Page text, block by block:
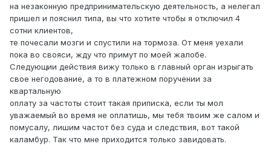
на незаконную предпринимательскую деятельность, а нелегал
пришел и пояснил типа, вы что хотите чтобы я отключил 4
сотни клиентов,
те почесали мозги и спустили на тормоза. От меня уехали
пока во свояси, жду что примут по моей жалобе.
Следующии действия вижу только в главный орган изрыгать
свое негодование, а то в платежном поручении за
квартальную
оплату за частоты стоит такая приписка, если ты мол
уважаемый во время не оплатишь, мы тебя твоим же салом и
помусалу, лишим частот без суда и следствия, вот такой
каламбур. Так что мне приходится только завидовать.